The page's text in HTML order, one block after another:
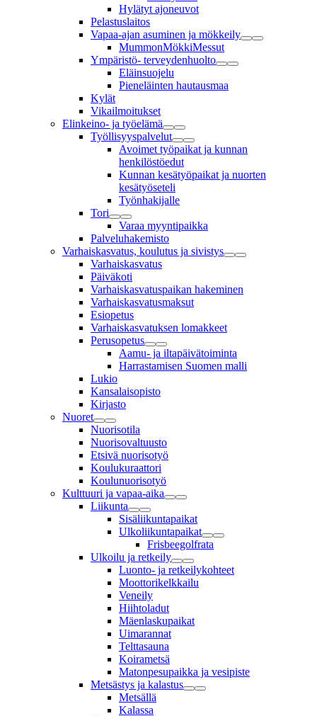
Hylätyt ajoneuvot
Pelastuslaitos
Vapaa-ajan asuminen ja mökkeily
MummonMökkiMessut
Ympäristö- terveydenhuolto
Eläinsuojelu
Pieneläinten hautausmaa
Kylät
Vikailmoitukset
Elinkeino- ja työelämä
Työllisyyspalvelut
Avoimet työpaikat ja kunnan
henkilöstöedut
Kunnan kesätyöpaikat ja nuorten
kesätyöseteli
Työnhakijalle
Tori
Varaa myyntipaikka
Palveluhakemisto
Varhaiskasvatus, koulutus ja sivistys
Varhaiskasvatus
Päiväkoti
Varhaiskasvatuspaikan hakeminen
Varhaiskasvatusmaksut
Esiopetus
Varhaiskasvatuksen lomakkeet
Perusopetus
Aamu- ja iltapäivätoiminta
Harrastamisen Suomen malli
Lukio
Kansalaisopisto
Kirjasto
Nuoret
Nuorisotila
Nuorisovaltuusto
Etsivä nuorisotyö
Koulukuraattori
Koulunuorisotyö
Kulttuuri ja vapaa-aika
Liikunta
Sisäliikuntapaikat
Ulkoliikuntapaikat
Frisbeegolfrata
Ulkoilu ja retkeily
Luonto- ja retkeilykohteet
Moottorikelkkailu
Veneily
Hiihtoladut
Mäenlaskupaikat
Uimarannat
Telttasauna
Koirametsä
Matonpesupaikka ja vesipiste
Metsästys ja kalastus
Metsällä
Kalassa